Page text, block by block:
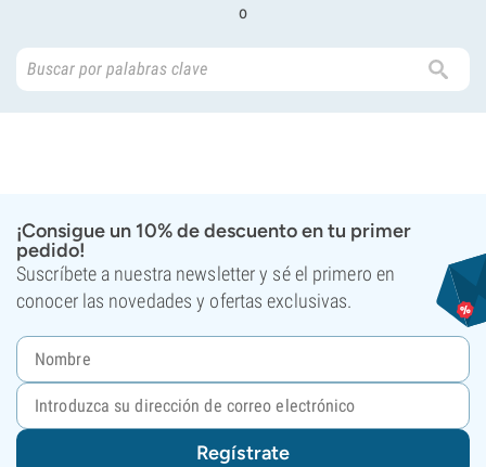
o
¡Consigue un 10% de descuento en tu primer
pedido!
Suscríbete a nuestra newsletter y sé el primero en
conocer las novedades y ofertas exclusivas.
Regístrate